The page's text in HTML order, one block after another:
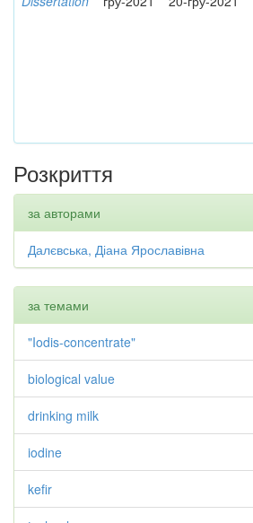
Розкриття
за авторами
Далєвська, Діана Ярославівна
за темами
"Iodis-concentrate"
biological value
drinking milk
iodine
kefir